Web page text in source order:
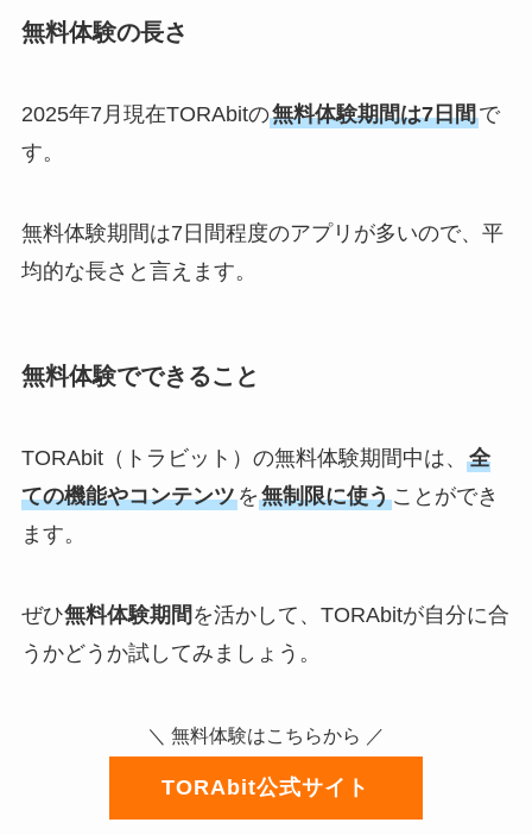
無料体験の長さ
2025年7月現在TORAbitの無料体験期間は7日間で
す。
無料体験期間は7日間程度のアプリが多いので、平
均的な長さと言えます。
無料体験でできること
TORAbit（トラビット）の無料体験期間中は、 全
ての機能やコンテンツを無制限に使うことができ
ます。
ぜひ無料体験期間 を活かして、TORAbitが自分に合
うかどうか試してみましょう。
＼ 無料体験はこちらから ／
TORAbit公式サイト